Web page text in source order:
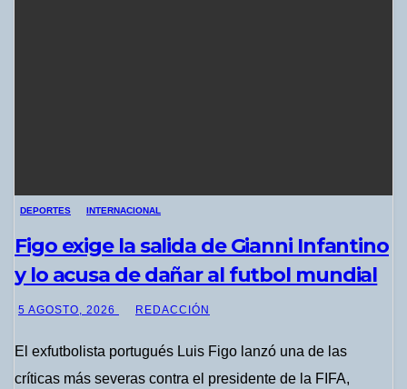
DEPORTES INTERNACIONAL
Figo exige la salida de Gianni Infantino
y lo acusa de dañar al futbol mundial
5 AGOSTO, 2026 REDACCIÓN
El exfutbolista portugués Luis Figo lanzó una de las
críticas más severas contra el presidente de la FIFA,